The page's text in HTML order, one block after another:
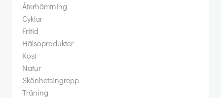
Återhämtning
Cyklar
Fritid
Hälsoprodukter
Kost
Natur
Skönhetsingrepp
Träning